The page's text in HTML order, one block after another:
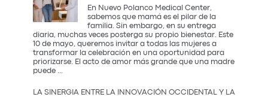
En Nuevo Polanco Medical Center,
sabemos que mamá es el pilar de la
familia. Sin embargo, en su entrega
diaria, muchas veces posterga su propio bienestar. Este
10 de mayo, queremos invitar a todas las mujeres a
transformar la celebración en una oportunidad para
priorizarse. El acto de amor más grande que una madre
puede ...
que
LA SINERGIA ENTRE LA INNOVACIÓN OCCIDENTAL Y LA